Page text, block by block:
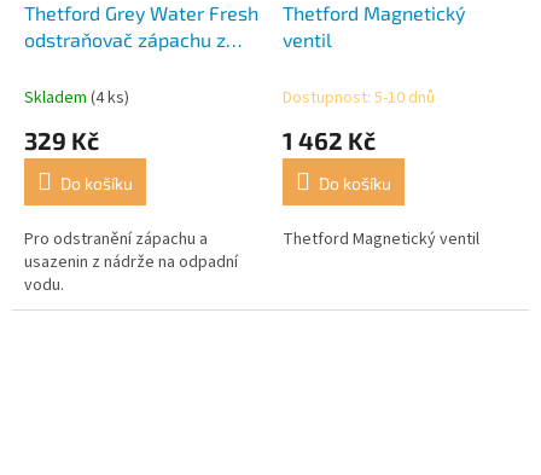
Thetford Grey Water Fresh
odstraňovač zápachu z
Skladem (4 ks)
329 Kč
Do košíku
Pro odstranění zápachu a
usazenin z nádrže na odpadní
vodu.
Thetford Magnetický
ventil
Dostupnost: 5-10 dnů
1 462 Kč
Do košíku
Thetford Magnetický ventil